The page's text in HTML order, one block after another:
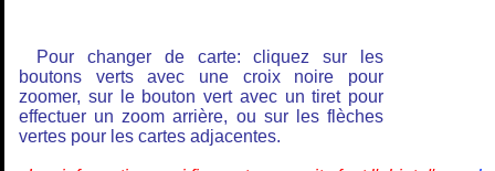
Pour changer de carte: cliquez sur les
boutons verts avec une croix noire pour
zoomer, sur le bouton vert avec un tiret pour
effectuer un zoom arrière, ou sur les flèches
vertes pour les cartes adjacentes.